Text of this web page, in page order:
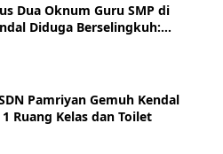
Dua Oknum Guru SMP di
Diduga Berselingkuh:
hingga Sanksi
Pamriyan Gemuh Kendal
Ruang Kelas dan Toilet